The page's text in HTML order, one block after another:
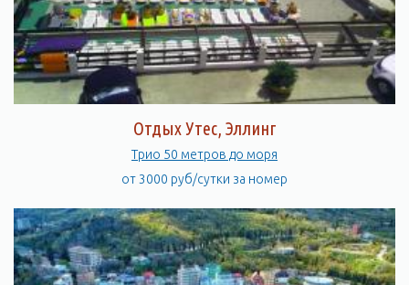
Отдых Утес, Эллинг
Трио 50 метров до моря
от 3000 руб/сутки за номер